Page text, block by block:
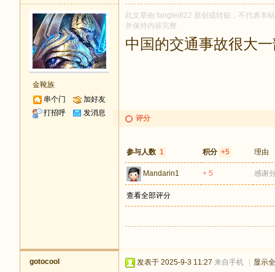
金靴族
串个门
加好友
打招呼
发消息
此文章由 fanglei822 原创或转贴，不代表本
并保持内容完整
中国的交通事故很大
评分
参与人数 1 积分 +5 理由
Mandarin1 + 5 感谢
查看全部评分
gotocool 发表于 2025-9-3 11:27 来自手机 显示